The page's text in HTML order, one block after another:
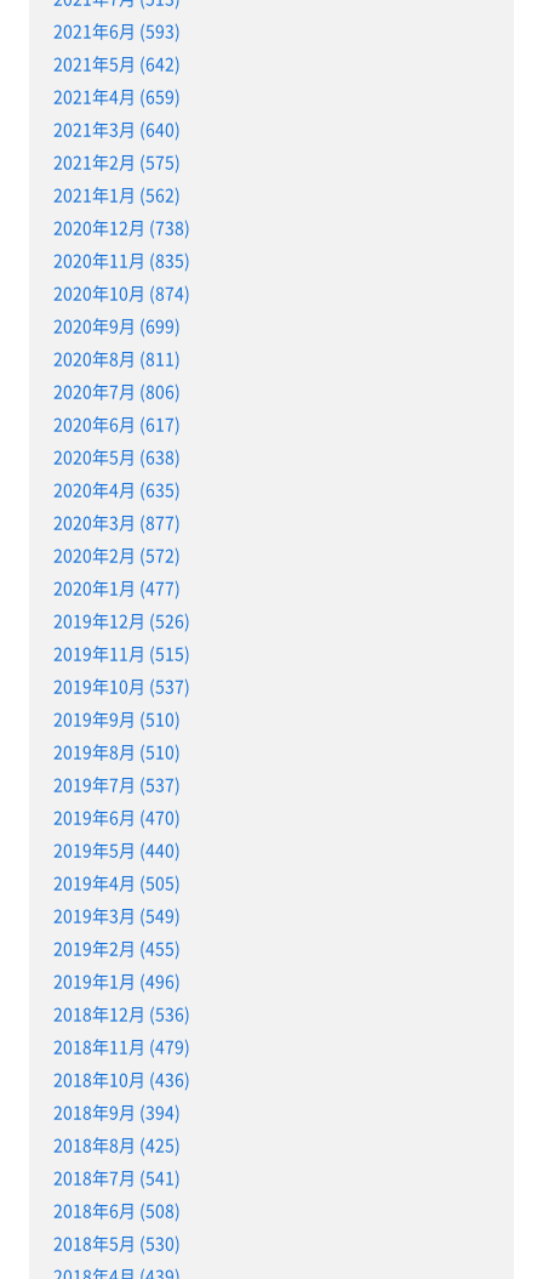
2021年6月 (593)
2021年5月 (642)
2021年4月 (659)
2021年3月 (640)
2021年2月 (575)
2021年1月 (562)
2020年12月 (738)
2020年11月 (835)
2020年10月 (874)
2020年9月 (699)
2020年8月 (811)
2020年7月 (806)
2020年6月 (617)
2020年5月 (638)
2020年4月 (635)
2020年3月 (877)
2020年2月 (572)
2020年1月 (477)
2019年12月 (526)
2019年11月 (515)
2019年10月 (537)
2019年9月 (510)
2019年8月 (510)
2019年7月 (537)
2019年6月 (470)
2019年5月 (440)
2019年4月 (505)
2019年3月 (549)
2019年2月 (455)
2019年1月 (496)
2018年12月 (536)
2018年11月 (479)
2018年10月 (436)
2018年9月 (394)
2018年8月 (425)
2018年7月 (541)
2018年6月 (508)
2018年5月 (530)